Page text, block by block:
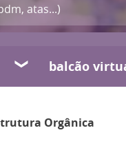
balcão
Orgânica